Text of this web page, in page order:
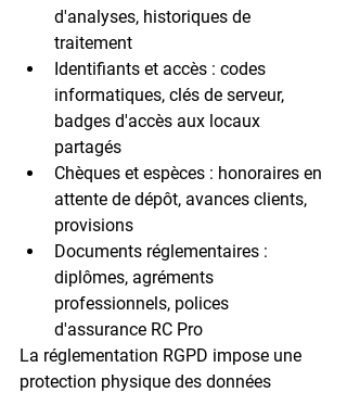
d'analyses, historiques de
traitement
Identifiants et accès : codes
informatiques, clés de serveur,
badges d'accès aux locaux
partagés
Chèques et espèces : honoraires en
attente de dépôt, avances clients,
provisions
Documents réglementaires :
diplômes, agréments
professionnels, polices
d'assurance RC Pro
La réglementation RGPD impose une
protection physique des données